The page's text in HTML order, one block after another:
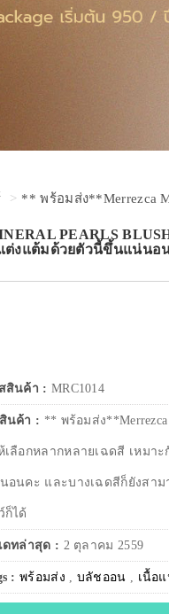
** พร้อมส่ง**Merrezca
PEARLS
งแต้มด้วยตัวนี้ขึ้นแน่นอ
สินค้า : MRC1014
นค้า : ** พร้อมส่ง
เลือกหลากหลายเฉดสี เหมา
อนคะ และบางเฉดสีก็ยังสาม
ก็ได้
ดทล่าสุด : 2 ตุลาคม 2559
:พร้อมส่ง , บลัชออน , เนื้อ